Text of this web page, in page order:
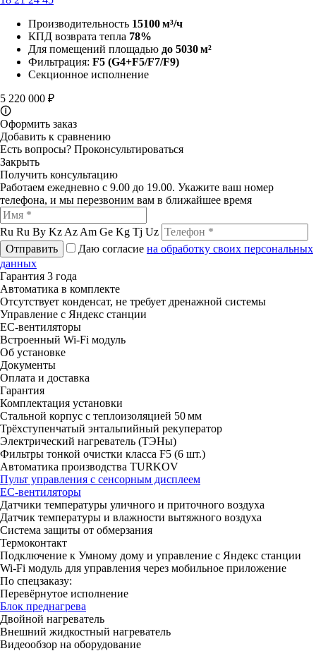
Производительность 15100 м³/ч
КПД возврата тепла 78%
Для помещений площадью до 5030 м²
Фильтрация: F5 (G4+F5/F7/F9)
Секционное исполнение
5 220 000 ₽
🛈
Оформить заказ
Добавить к сравнению
Есть вопросы? Проконсультироваться
Закрыть
Получить консультацию
Работаем ежедневно с 9.00 до 19.00. Укажите ваш номер
телефона, и мы перезвоним вам в ближайшее время
Ru Ru By Kz Az Am Ge Kg Tj Uz
Отправить
Даю согласие на обработку своих персональных
данных
Гарантия 3 года
Автоматика в комплекте
Отсутствует конденсат, не требует дренажной системы
Управление с Яндекс станции
ЕС-вентиляторы
Встроенный Wi-Fi модуль
Об установке
Документы
Оплата и доставка
Гарантия
Комплектация установки
Стальной корпус с теплоизоляцией 50 мм
Трёхступенчатый энтальпийный рекуператор
Электрический нагреватель (ТЭНы)
Фильтры тонкой очистки класса F5 (6 шт.)
Автоматика производства TURKOV
Пульт управления с сенсорным дисплеем
ЕС-вентиляторы
Датчики температуры уличного и приточного воздуха
Датчик температуры и влажности вытяжного воздуха
Система защиты от обмерзания
Термоконтакт
Подключение к Умному дому и управление с Яндекс станции
Wi-Fi модуль для управления через мобильное приложение
По спецзаказу:
Перевёрнутое исполнение
Блок преднагрева
Двойной нагреватель
Внешний жидкостный нагреватель
Видеообзор на оборудование